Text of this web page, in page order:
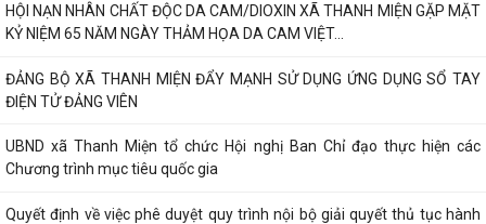
HỘI NẠN NHÂN CHẤT ĐỘC DA CAM/DIOXIN XÃ THANH MIỆN GẶP MẶT
KỶ NIỆM 65 NĂM NGÀY THẢM HỌA DA CAM VIỆT...
ĐẢNG BỘ XÃ THANH MIỆN ĐẨY MẠNH SỬ DỤNG ỨNG DỤNG SỔ TAY
ĐIỆN TỬ ĐẢNG VIÊN
UBND xã Thanh Miện tổ chức Hội nghị Ban Chỉ đạo thực hiện các
Chương trình mục tiêu quốc gia
Quyết định về việc phê duyệt quy trình nội bộ giải quyết thủ tục hành